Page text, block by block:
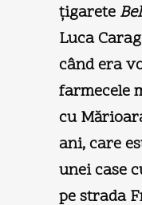
ţigarete
Luca
când era
farmecele
cu
ani, care
unei case
pe strada